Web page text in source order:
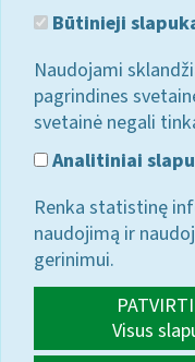
Būtinieji
Naudojami
pagrindines
svetainė negali
Analitiniai
Renka statistinę
naudojimą ir
gerinimui.
Visus